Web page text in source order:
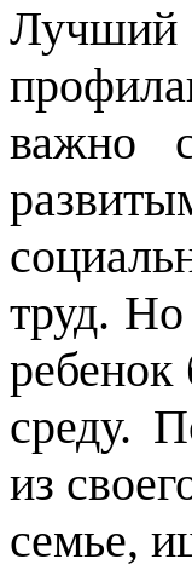
важно
труд. Но
ребенок
среду.
из
семье,